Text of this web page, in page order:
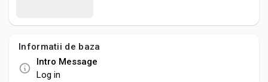
Global News
Informatii de baza
Intro Message
Log in